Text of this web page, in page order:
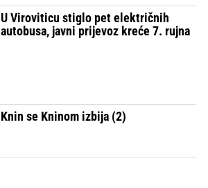
U Viroviticu stiglo pet električnih
autobusa, javni prijevoz kreće 7. rujna
Knin se Kninom izbija (2)